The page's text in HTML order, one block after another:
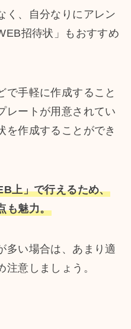
く、自分なりにアレン
招待状」もおすすめ
で手軽に作成すること
レートが用意されてい
を作成することができ
上」で行えるため、
も魅力。
多い場合は、あまり適
注意しましょう。